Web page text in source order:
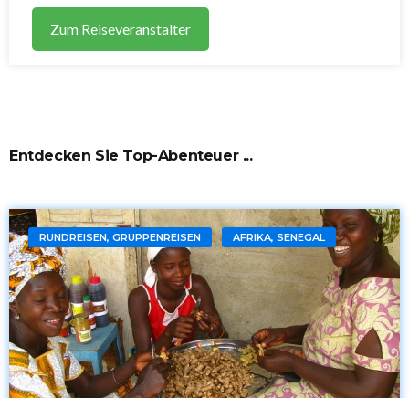
Zum Reiseveranstalter
Entdecken Sie Top-Abenteuer ...
RUNDREISEN, GRUPPENREISEN AFRIKA, SENEGAL